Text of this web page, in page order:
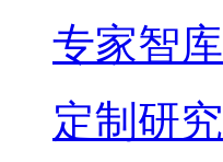
专家智库
定制研究